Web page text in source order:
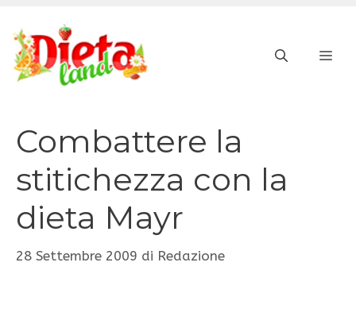
contenuto
Combattere la
stitichezza con la
dieta Mayr
28 Settembre 2009 di Redazione